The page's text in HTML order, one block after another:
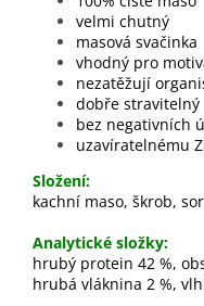
velmi chutný
masová svačinka
vhodný pro
nezatěžují
dobře stravitelný
bez negativních
uzavíratelnému
Složení:
kachní maso, škrob,
Analytické složky:
hrubý protein 42 %,
hrubá vláknina 2 %,